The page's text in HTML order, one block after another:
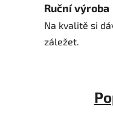
Ruční výroba
Na kvalitě si
záležet.